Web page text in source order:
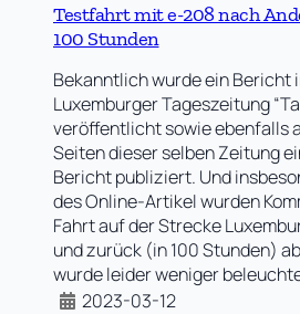
Testfahrt mit e-208 nach
100 Stunden
Bekanntlich wurde ein Bericht
Luxemburger Tageszeitung
veröffentlicht sowie ebenfalls
Seiten dieser selben Zeitung
Bericht publiziert. Und
des Online-Artikel wurden
Fahrt auf der Strecke
und zurück (in 100 Stunden)
wurde leider weniger
2023-03-12